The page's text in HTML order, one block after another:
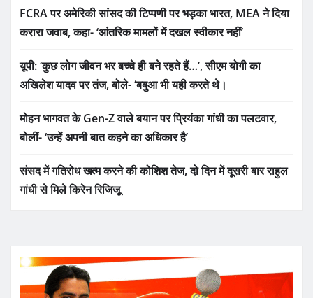
FCRA पर अमेरिकी सांसद की टिप्पणी पर भड़का भारत, MEA ने दिया
करारा जवाब, कहा- ‘आंतरिक मामलों में दखल स्वीकार नहीं’
यूपी: ‘कुछ लोग जीवन भर बच्चे ही बने रहते हैं…’, सीएम योगी का
अखिलेश यादव पर तंज, बोले- ‘बबुआ भी यही करते थे।
मोहन भागवत के Gen-Z वाले बयान पर प्रियंका गांधी का पलटवार,
बोलीं- ‘उन्हें अपनी बात कहने का अधिकार है’
संसद में गतिरोध खत्म करने की कोशिश तेज, दो दिन में दूसरी बार राहुल
गांधी से मिले किरेन रिजिजू